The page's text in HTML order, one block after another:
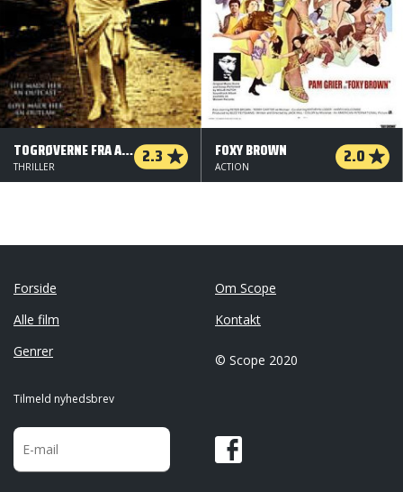
TOGRØVERNE FRA ARKANSAS 2.3
THRILLER
FOXY BROWN 2.0
ACTION
Forside
Alle film
Genrer
Om Scope
Kontakt
© Scope 2020
Tilmeld nyhedsbrev